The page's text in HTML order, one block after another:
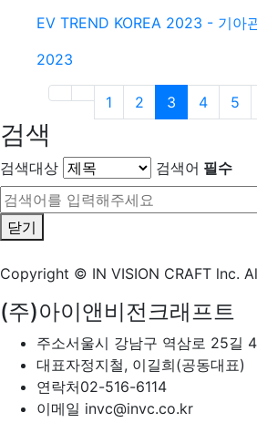
EV TREND KOREA 2023 - 기아
2023
1 2 3 (current)
4 5
검색
검색대상 검색어 필수
닫기
Copyright © IN VISION CRAFT lnc.
(주)아이앤비전크래프트
주소서울시 강남구 역삼로 25길
대표자정지철, 이길희(공동대표)
연락처02-516-6114
이메일 invc@invc.co.kr